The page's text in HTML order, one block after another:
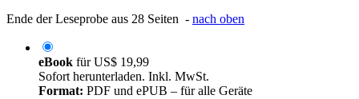
Ende der Leseprobe aus 28 Seiten - nach oben
eBook fürUS$ 19,99
Sofort herunterladen. Inkl. MwSt.
Format: PDF und ePUB – für alle Geräte